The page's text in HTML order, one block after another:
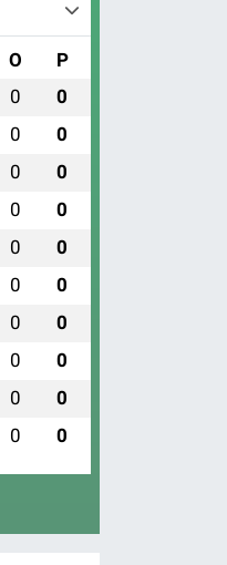
O P
0 0
0 0
0 0
0 0
0 0
0 0
0 0
0 0
0 0
0 0